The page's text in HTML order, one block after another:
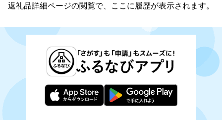
返礼品詳細ページの閲覧で、ここに履歴が表示されます。